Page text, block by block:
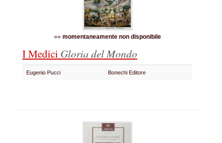
»» momentaneamente non disponibile
I Medici Gloria del Mondo
Eugenio Pucci Bonechi Editore